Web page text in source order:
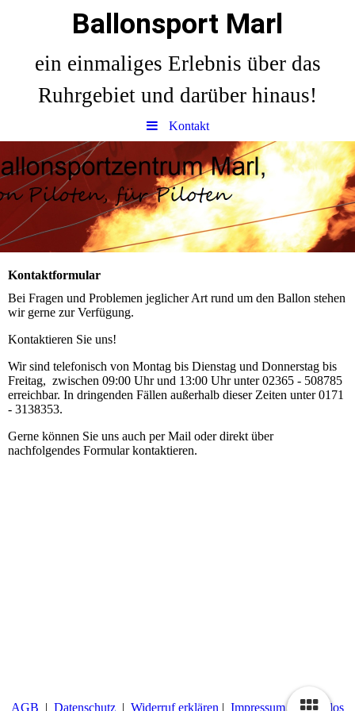
Ballonsport Marl
ein einmaliges Erlebnis über das
Ruhrgebiet und darüber hinaus!
Kontakt
Kontaktformular
Bei Fragen und Problemen jeglicher Art rund um den Ballon stehen
wir gerne zur Verfügung.
Kontaktieren Sie uns!
Wir sind telefonisch von Montag bis Dienstag und Donnerstag bis
Freitag, zwischen 09:00 Uhr und 13:00 Uhr unter 02365 - 508785
erreichbar. In dringenden Fällen außerhalb dieser Zeiten unter 0171
- 3138353.
Gerne können Sie uns auch per Mail oder direkt über
nachfolgendes Formular kontaktieren.
AGB | Datenschutz | Widerruf erklären | Impressum| Glückslos